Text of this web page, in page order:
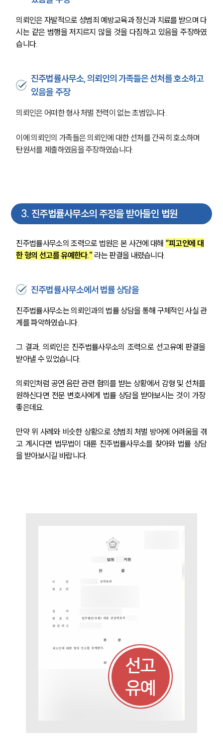
팀소개
팀소개
고객의 소리
AI대륜
업무사례
주요 업무사례
사례분석/최신동향
의뢰인은 자발적으로 성범죄 예방교육과 정신과 치료를 받으며 다
시는 같은 범행을 저지르지 않을 것을 다짐하고 있음을 주장하였
습니다.
진주법률사무소, 의뢰인의 가족들은 선처를 호소하고
있음을 주장
의뢰인은 어떠한 형사 처벌 전력이 없는 초범입니다.
이에 의뢰인의 가족들은 의뢰인에 대한 선처를 간곡히 호소하며
탄원서를 제출하였음을 주장하였습니다.
3. 진주법률사무소의 주장을 받아들인 법원
진주법률사무소의 조력으로 법원은 본 사건에 대해 “피고인에 대
한 형의 선고를 유예한다.” 라는 판결을 내렸습니다.
진주법률사무소에서 법률 상담을
진주법률사무소는 의뢰인과의 법률 상담을 통해 구체적인 사실 관
계를 파악하였습니다.
그 결과, 의뢰인은 진주법률사무소의 조력으로 선고유예 판결을
받아낼 수 있었습니다.
의뢰인처럼 공연 음란 관련 혐의를 받는 상황에서 감형 및 선처를
원하신다면 전문 변호사에게 법률 상담을 받아보시는 것이 가장
좋은데요.
만약 위 사례와 비슷한 상황으로 성범죄 처벌 방어에 어려움을 겪
고 계시다면 법무법이 대륜 진주법률사무소를 찾아와 법률 상담
을 받아보시길 바랍니다.